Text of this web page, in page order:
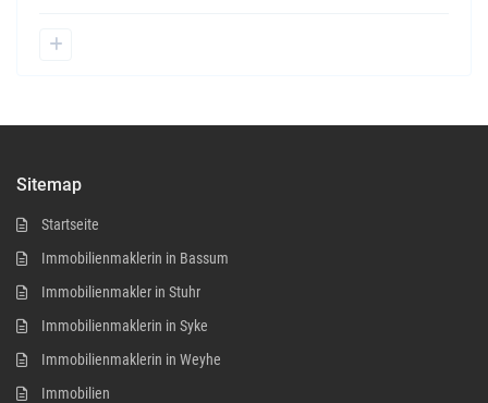
Sitemap
Startseite
Immobilienmaklerin in Bassum
Immobilienmakler in Stuhr
Immobilienmaklerin in Syke
Immobilienmaklerin in Weyhe
Immobilien